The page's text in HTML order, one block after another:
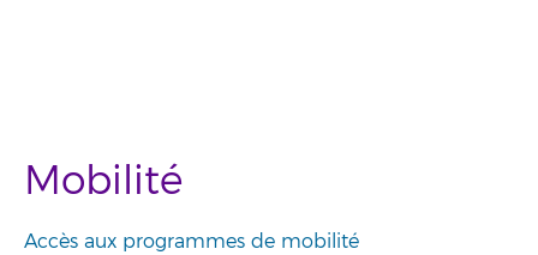
Mobilité
Accès aux programmes de mobilité